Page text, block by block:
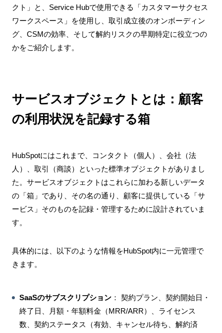
クト」と、Service Hubで使用できる「カスタマーサクセス
ワークスペース」を使用し、取引成立後のオンボーディン
グ、CSMの効率、そして解約リスクの早期特定に役立つの
かをご紹介します。
サービスオブジェクトとは：顧客
の利用状況を記録する箱
HubSpotにはこれまで、コンタクト（個人）、会社（法
人）、取引（商談）といった標準オブジェクトがありまし
た。サービスオブジェクトはこれらに加わる新しいデータ
の「箱」であり、その名の通り、顧客に提供している「サ
ービス」そのものを記録・管理するために設計されていま
す。
具体的には、以下のような情報をHubSpot内に一元管理で
きます。
SaaSのサブスクリプション： 契約プラン、契約開始日・
終了日、月額・年額料金（MRR/ARR）、ライセンス
数、契約ステータス（有効、キャンセル待ち、解約済